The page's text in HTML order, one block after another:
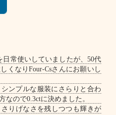
日常使いしていましたが、50代
くなりFour-Csさんにお願いし
ンプルな服装にさらりと合わ
なので0.3ctに決めました。
りげなさを残しつつも輝きが